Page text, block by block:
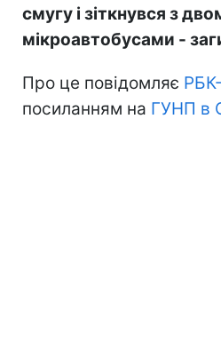
смугу і зіткнувся з
мікроавтобусами -
Про це повідомляє
посиланням на ГУНП в